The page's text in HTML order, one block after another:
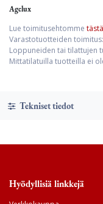
Agelux
Lue toimitusehtomme tästä
Varastotuotteiden
Loppuneiden tai tilattujen
Mittatilatuilla tuotteilla ei
Tekniset tiedot
Hyödyllisiä linkkejä